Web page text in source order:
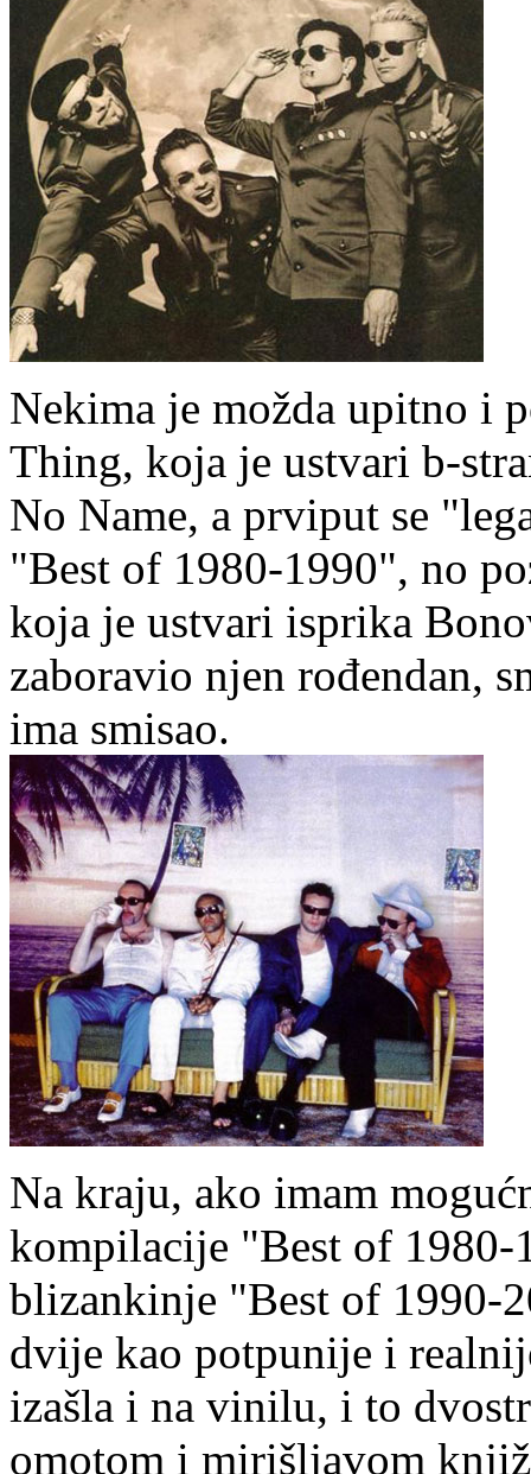
Nekima je možda upitno i
Thing, koja je ustvari b-
No Name, a prviput se
"Best of 1980-1990", no
koja je ustvari isprika
zaboravio njen rođendan,
ima smisao.
Na kraju, ako imam
kompilacije "Best of 1980-
blizankinje "Best of 1990-
dvije kao potpunije i
izašla i na vinilu, i to
omotom i mirišljavom